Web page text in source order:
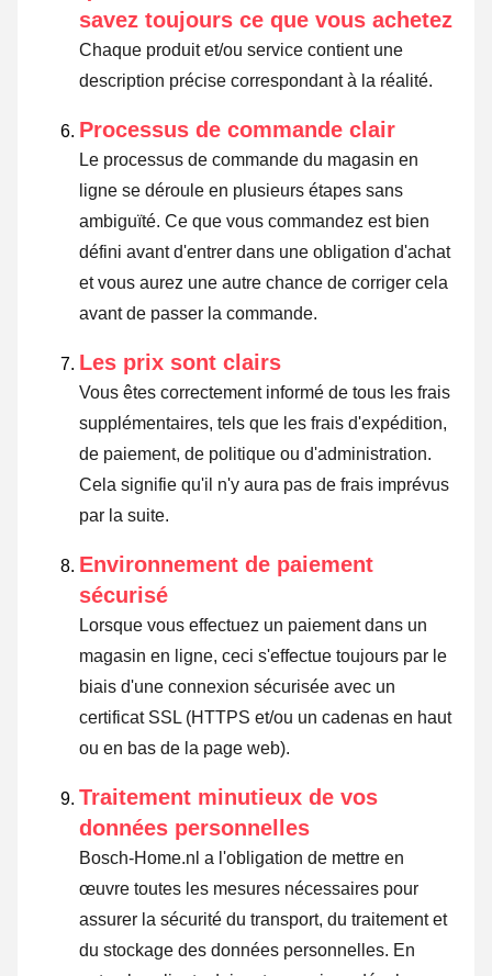
savez toujours ce que vous achetez
Chaque produit et/ou service contient une
description précise correspondant à la réalité.
Processus de commande clair
Le processus de commande du magasin en
ligne se déroule en plusieurs étapes sans
ambiguïté. Ce que vous commandez est bien
défini avant d'entrer dans une obligation d'achat
et vous aurez une autre chance de corriger cela
avant de passer la commande.
Les prix sont clairs
Vous êtes correctement informé de tous les frais
supplémentaires, tels que les frais d'expédition,
de paiement, de politique ou d'administration.
Cela signifie qu'il n'y aura pas de frais imprévus
par la suite.
Environnement de paiement
sécurisé
Lorsque vous effectuez un paiement dans un
magasin en ligne, ceci s'effectue toujours par le
biais d'une connexion sécurisée avec un
certificat SSL (HTTPS et/ou un cadenas en haut
ou en bas de la page web).
Traitement minutieux de vos
données personnelles
Bosch-Home.nl a l'obligation de mettre en
œuvre toutes les mesures nécessaires pour
assurer la sécurité du transport, du traitement et
du stockage des données personnelles. En